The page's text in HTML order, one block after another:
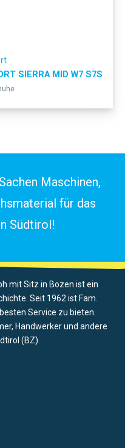
SIERRA MID W7 S7S
Maschinen,
für das
Südtirol!
mit Sitz in Bozen ist ein
Seit 1962 ist Fam.
Service zu bieten.
Handwerker und andere
(BZ).